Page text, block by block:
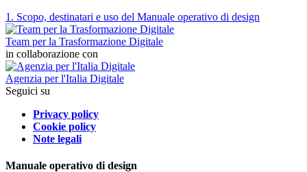
1. Scopo, destinatari e uso del Manuale operativo di design
Team per la Trasformazione Digitale
in collaborazione con
Agenzia per l'Italia Digitale
Seguici su
Privacy policy
Cookie policy
Note legali
Manuale operativo di design